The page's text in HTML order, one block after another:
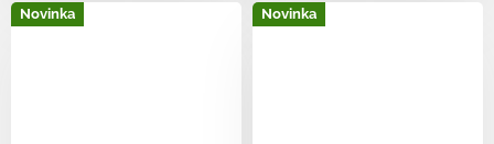
Novinka Novinka